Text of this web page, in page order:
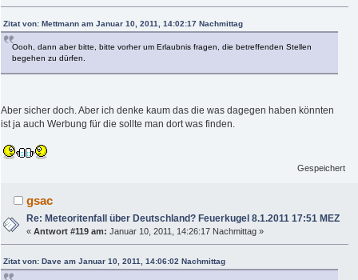
Zitat von: Mettmann am Januar 10, 2011, 14:02:17 Nachmittag
Oooh, dann aber bitte, bitte vorher um Erlaubnis fragen, die betreffenden Stellen
begehen zu dürfen.
Aber sicher doch. Aber ich denke kaum das die was dagegen haben könnten
ist ja auch Werbung für die sollte man dort was finden.
Gespeichert
gsac
Re: Meteoritenfall über Deutschland? Feuerkugel 8.1.2011 17:51 MEZ
«Antwort #119 am: Januar 10, 2011, 14:26:17 Nachmittag »
Zitat von: Dave am Januar 10, 2011, 14:06:02 Nachmittag